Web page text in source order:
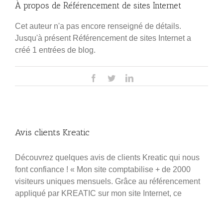
À propos de Référencement de sites Internet
Cet auteur n'a pas encore renseigné de détails.
Jusqu'à présent Référencement de sites Internet a
créé 1 entrées de blog.
Facebook
TwitterLinkedIn
Avis clients Kreatic
Découvrez quelques avis de clients Kreatic qui nous
font confiance ! « Mon site comptabilise + de 2000
visiteurs uniques mensuels. Grâce au référencement
appliqué par KREATIC sur mon site Internet, ce